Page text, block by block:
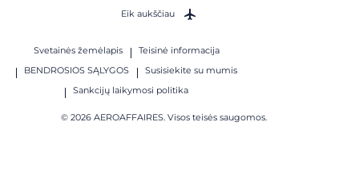
Svetainės žemėlapis
Teisinė informacija
BENDROSIOS SĄLYGOS
Susisiekite su mumis
Sankcijų laikymosi politika
© 2026 AEROAFFAIRES. Visos teisės saugomos.
Eik aukščiau